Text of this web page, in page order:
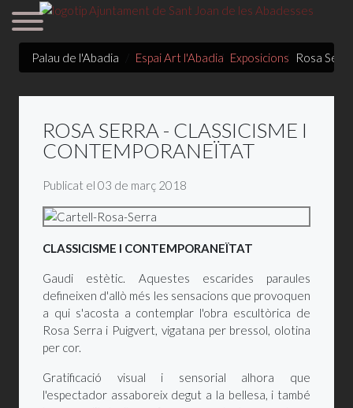
Palau de l'Abadia Espai Art l'Abadia Exposicions Rosa
ROSA SERRA - CLASSICISME I
CONTEMPORANEÏTAT
Detalls
Publicat el 03 de març 2018
CLASSICISME I CONTEMPORANEÏTAT
Gaudi estètic. Aquestes escarides paraules
defineixen d'allò més les sensacions que provoquen
a qui s'acosta a contemplar l'obra escultòrica de
Rosa Serra i Puigvert, vigatana per bressol, olotina
per cor.
Gratificació visual i sensorial alhora que
l'espectador assaboreix degut a la bellesa, i també